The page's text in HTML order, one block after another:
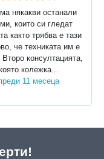
някакви останали
които си гледат
както трябва е тази
че техниката им е
консултацията,
колежка...
11 месеца